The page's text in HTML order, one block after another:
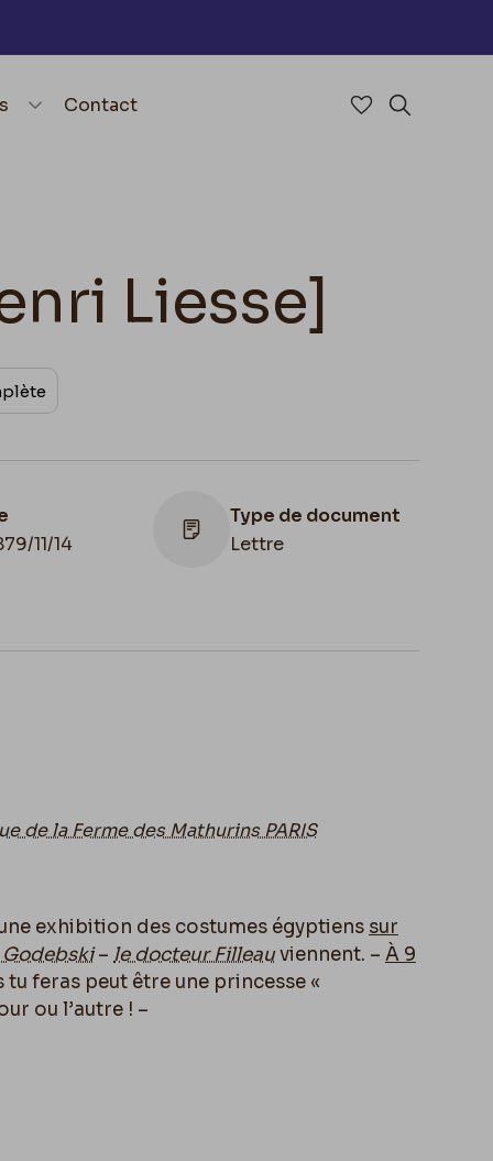
Contact Accéder à
Liesse]
11/14
Type de document
Lettre
de la Ferme des Mathurins PARIS
exhibition des costumes égyptiens sur
– le docteur Filleauviennent. – À 9
feras peut être une princesse «
ou l’autre ! –